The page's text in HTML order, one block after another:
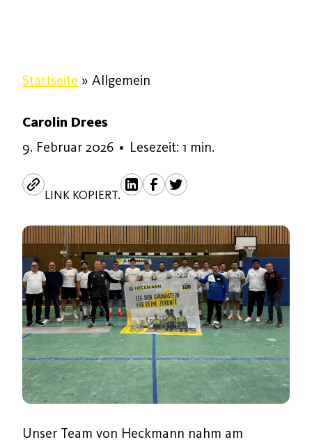
Startseite » Allgemein
Carolin Drees
9. Februar 2026 • Lesezeit: 1 min.
LINK KOPIERT.
Unser Team von Heckmann nahm am